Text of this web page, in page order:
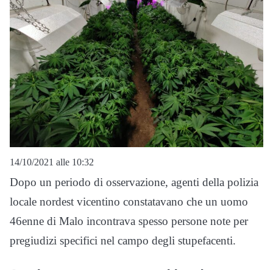
14/10/2021 alle 10:32
Dopo un periodo di osservazione, agenti della polizia
locale nordest vicentino constatavano che un uomo
46enne di Malo incontrava spesso persone note per
pregiudizi specifici nel campo degli stupefacenti.